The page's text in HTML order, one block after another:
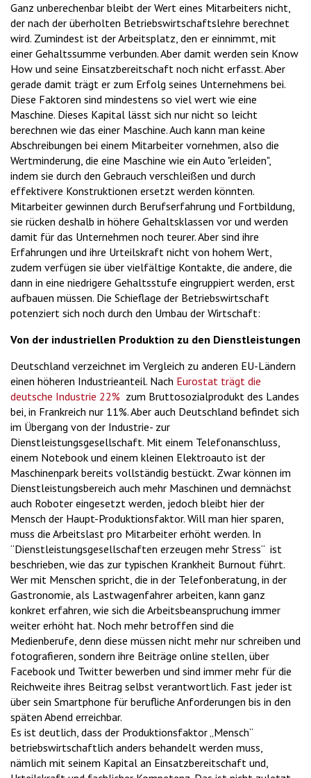
Ganz unberechenbar bleibt der Wert eines Mitarbeiters nicht,
der nach der überholten Betriebswirtschaftslehre berechnet
wird. Zumindest ist der Arbeitsplatz, den er einnimmt, mit
einer Gehaltssumme verbunden. Aber damit werden sein Know
How und seine Einsatzbereitschaft noch nicht erfasst. Aber
gerade damit trägt er zum Erfolg seines Unternehmens bei.
Diese Faktoren sind mindestens so viel wert wie eine
Maschine. Dieses Kapital lässt sich nur nicht so leicht
berechnen wie das einer Maschine. Auch kann man keine
Abschreibungen bei einem Mitarbeiter vornehmen, also die
Wertminderung, die eine Maschine wie ein Auto "erleiden",
indem sie durch den Gebrauch verschleißen und durch
effektivere Konstruktionen ersetzt werden könnten.
Mitarbeiter gewinnen durch Berufserfahrung und Fortbildung,
sie rücken deshalb in höhere Gehaltsklassen vor und werden
damit für das Unternehmen noch teurer. Aber sind ihre
Erfahrungen und ihre Urteilskraft nicht von hohem Wert,
zudem verfügen sie über vielfältige Kontakte, die andere, die
dann in eine niedrigere Gehaltsstufe eingruppiert werden, erst
aufbauen müssen. Die Schieflage der Betriebswirtschaft
potenziert sich noch durch den Umbau der Wirtschaft:
Von der industriellen Produktion zu den Dienstleistungen
Deutschland verzeichnet im Vergleich zu anderen EU-Ländern
einen höheren Industrieanteil. Nach Eurostat trägt die
deutsche Industrie 22% zum Bruttosozialprodukt des Landes
bei, in Frankreich nur 11%. Aber auch Deutschland befindet sich
im Übergang von der Industrie- zur
Dienstleistungsgesellschaft. Mit einem Telefonanschluss,
einem Notebook und einem kleinen Elektroauto ist der
Maschinenpark bereits vollständig bestückt. Zwar können im
Dienstleistungsbereich auch mehr Maschinen und demnächst
auch Roboter eingesetzt werden, jedoch bleibt hier der
Mensch der Haupt-Produktionsfaktor. Will man hier sparen,
muss die Arbeitslast pro Mitarbeiter erhöht werden. In
“Dienstleistungsgesellschaften erzeugen mehr Stress“ ist
beschrieben, wie das zur typischen Krankheit Burnout führt.
Wer mit Menschen spricht, die in der Telefonberatung, in der
Gastronomie, als Lastwagenfahrer arbeiten, kann ganz
konkret erfahren, wie sich die Arbeitsbeanspruchung immer
weiter erhöht hat. Noch mehr betroffen sind die
Medienberufe, denn diese müssen nicht mehr nur schreiben und
fotografieren, sondern ihre Beiträge online stellen, über
Facebook und Twitter bewerben und sind immer mehr für die
Reichweite ihres Beitrag selbst verantwortlich. Fast jeder ist
über sein Smartphone für berufliche Anforderungen bis in den
späten Abend erreichbar.
Es ist deutlich, dass der Produktionsfaktor „Mensch“
betriebswirtschaftlich anders behandelt werden muss,
nämlich mit seinem Kapital an Einsatzbereitschaft und,